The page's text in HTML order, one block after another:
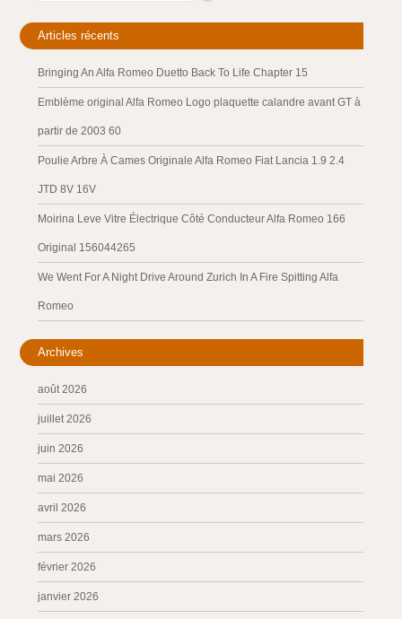
Articles récents
Bringing An Alfa Romeo Duetto Back To Life Chapter 15
Emblème original Alfa Romeo Logo plaquette calandre avant GT à
partir de 2003 60
Poulie Arbre À Cames Originale Alfa Romeo Fiat Lancia 1.9 2.4
JTD 8V 16V
Moirina Leve Vitre Électrique Côté Conducteur Alfa Romeo 166
Original 156044265
We Went For A Night Drive Around Zurich In A Fire Spitting Alfa
Romeo
Archives
août 2026
juillet 2026
juin 2026
mai 2026
avril 2026
mars 2026
février 2026
janvier 2026